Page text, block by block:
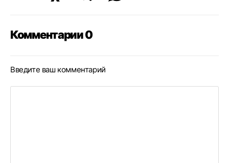
Комментарии 0
Введите ваш комментарий